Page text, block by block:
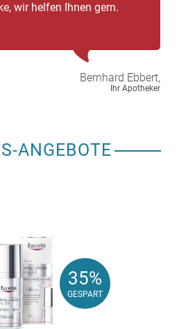
wir helfen Ihnen gern.
Bernhard Ebbert,
Ihr Apotheker
ANGEBOTE
35%
GESPART
35%
GESPART